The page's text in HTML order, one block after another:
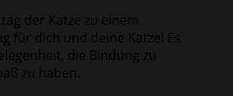
der Katze zu einem
für dich und deine Katze! Es
die Bindung zu
zu haben.